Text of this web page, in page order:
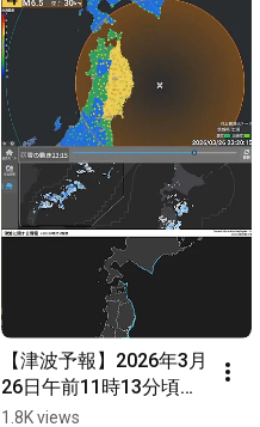
【津波予報】2026年3月
26日午前11時13分頃三
陸沖で最大震度4を観測
1.8K views